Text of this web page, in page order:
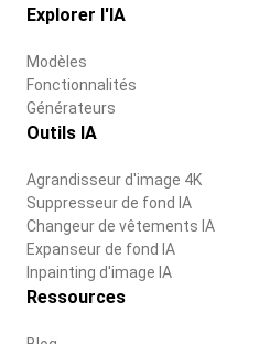
Explorer l'IA
Modèles
Fonctionnalités
Générateurs
Outils IA
Agrandisseur d'image 4K
Suppresseur de fond IA
Changeur de vêtements IA
Expanseur de fond IA
Inpainting d'image IA
Ressources